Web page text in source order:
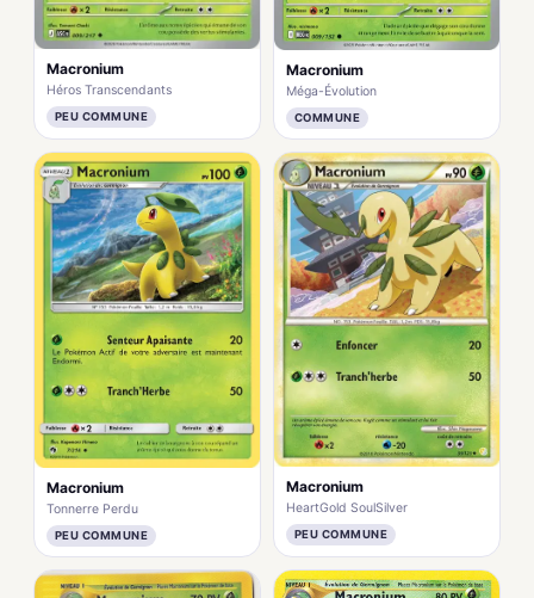
Macronium
Héros Transcendants
PEU COMMUNE
Macronium
Méga-Évolution
COMMUNE
Macronium
Tonnerre Perdu
PEU COMMUNE
Macronium
HeartGold SoulSilver
PEU COMMUNE